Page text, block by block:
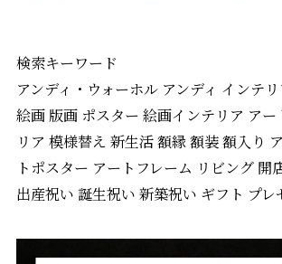
検索キーワード
アンディ・ウォーホル アンディ インテ
絵画 版画 ポスター 絵画インテリア ア
リア 模様替え 新生活 額縁 額装 額入り
トポスター アートフレーム リビング 開
出産祝い 誕生祝い 新築祝い ギフト プレ